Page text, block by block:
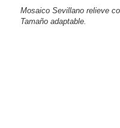
Mosaico Sevillano relieve
Tamaño adaptable.